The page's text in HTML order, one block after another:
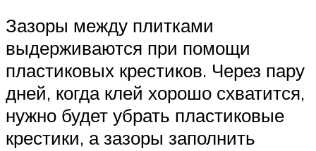
Зазоры между плитками
выдерживаются при помощи
пластиковых крестиков. Через пару
дней, когда клей хорошо схватится,
нужно будет убрать пластиковые
крестики, а зазоры заполнить